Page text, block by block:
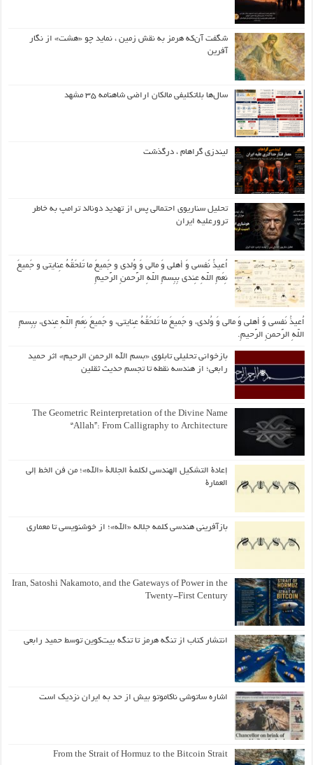
شگفت آن‌که هرمز به نقش زمین ، نماید چو «هشت» از نگار
آفرین
سال‌ها بلاتکلیفی مالکان اراضی شاهنامه ۳۵ مشهد
لیندزی گراهام ، درگذشت
تحلیل سناریوی احتمالی پس از تهدید دونالد ترامپ به خاطر
ترورعلیه ایران
اُعیذُ نَفسی وَ أهلی وَ مالی وَ وُلدی و جَمیعَ ما تَلحَقُهُ عِنایتی و جَمیعَ
نِعَمِ اللّهِ عِندی بِبِسمِ اللّهِ الرَّحمنِ الرَّحیمِ
اُعیذُ نَفسی وَ أهلی وَ مالی وَ وُلدی، و جَمیعَ ما تَلحَقُهُ عِنایتی، و جَمیعَ نِعَمِ اللّهِ عِندی، بِبِسمِ
اللّهِ الرَّحمنِ الرَّحیمِ.
بازخوانی تحلیلی تابلوی «بسم الله الرحمن الرحیم» اثر حمید
رابعی؛ از هندسه نقطه تا تجسم حدیث ثقلین
The Geometric Reinterpretation of the Divine Name
“Allah”: From Calligraphy to Architecture
إعادة التشكيل الهندسي لكلمة الجلالة «الله»؛ من فن الخط إلى
العمارة
بازآفرینی هندسی کلمه جلاله «الله»؛ از خوشنویسی تا معماری
Iran, Satoshi Nakamoto, and the Gateways of Power in the
Twenty-First Century
انتشار کتاب از تنگه هرمز تا تنگه بیت‌کوین توسط حمید رابعی
اشاره ساتوشی ناکاموتو بیش از حد به ایران نزدیک است
From the Strait of Hormuz to the Bitcoin Strait